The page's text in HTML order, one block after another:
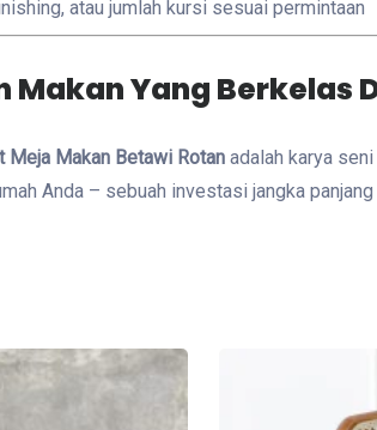
atau jumlah kursi sesuai permintaan
Makan Yang Berkelas
Meja Makan Betawi Rotan adalah karya
Anda – sebuah investasi jangka